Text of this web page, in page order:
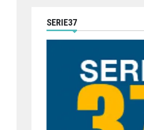
SERIE37